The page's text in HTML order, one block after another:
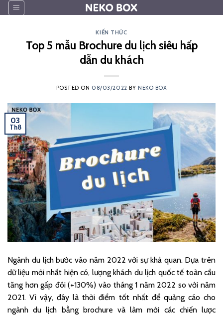
Skip
to
KIẾN THỨC
Top 5 mẫu Brochure du lịch siêu hấp
dẫn du khách
POSTED ON 08/03/2022 BY NEKO BOX
03
Th8
Ngành du lịch bước vào năm 2022 với sự khả quan. Dựa trên
dữ liệu mới nhất hiện có, lượng khách du lịch quốc tế toàn cầu
tăng hơn gấp đôi (+130%) vào tháng 1 năm 2022 so với năm
2021. Vì vậy, đây là thời điểm tốt nhất để quảng cáo cho
ngành du lịch bằng brochure và làm mới các chiến lược